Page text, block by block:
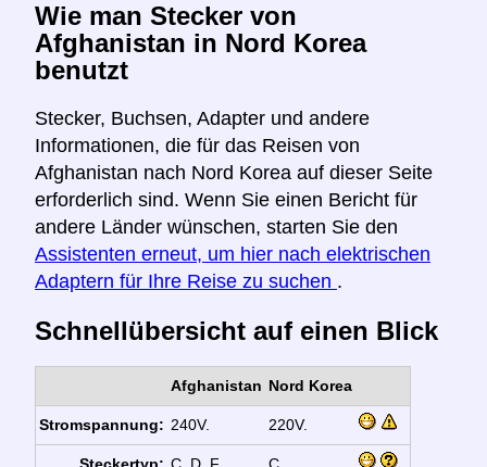
Wie man Stecker von
Afghanistan in Nord Korea
benutzt
Stecker, Buchsen, Adapter und andere
Informationen, die für das Reisen von
Afghanistan nach Nord Korea auf dieser Seite
erforderlich sind. Wenn Sie einen Bericht für
andere Länder wünschen, starten Sie den
Assistenten erneut, um hier nach elektrischen
Adaptern für Ihre Reise zu suchen .
Schnellübersicht auf einen Blick
Afghanistan Nord Korea
Stromspannung: 240V. 220V.